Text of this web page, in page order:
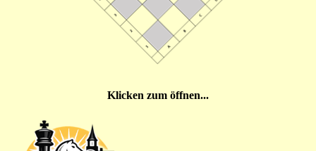
Klicken zum öffnen...